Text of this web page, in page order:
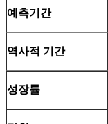
예측기간
역사적 기간
성장률